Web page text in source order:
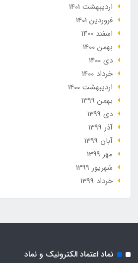
ارديبهشت 1401
فروردین 1401
اسفند 1400
بهمن 1400
دی 1400
خرداد 1400
ارديبهشت 1400
بهمن 1399
دی 1399
آذر 1399
آبان 1399
مهر 1399
شهریور 1399
خرداد 1399
نماد اعتماد الکترونیک و نماد